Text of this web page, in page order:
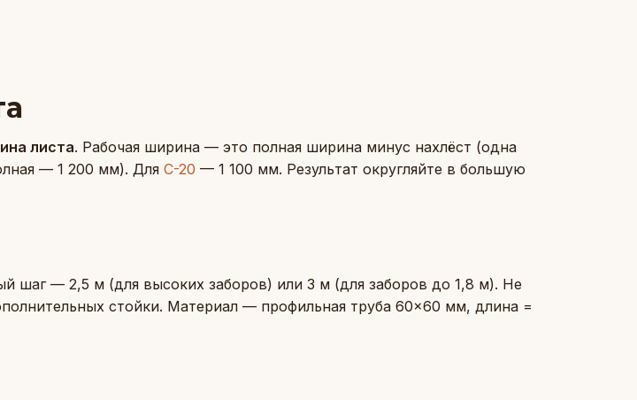
листа. Рабочая ширина — это полная ширина минус нахлёст (одна
— 1 200 мм). Для С-20 — 1 100 мм. Результат округляйте в большую
шаг — 2,5 м (для высоких заборов) или 3 м (для заборов до 1,8 м). Не
стойки. Материал — профильная труба 60×60 мм, длина =